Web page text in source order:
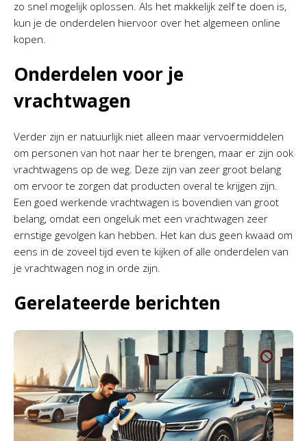
zo snel mogelijk oplossen. Als het makkelijk zelf te doen is,
kun je de onderdelen hiervoor over het algemeen online
kopen.
Onderdelen voor je
vrachtwagen
Verder zijn er natuurlijk niet alleen maar vervoermiddelen
om personen van hot naar her te brengen, maar er zijn ook
vrachtwagens op de weg. Deze zijn van zeer groot belang
om ervoor te zorgen dat producten overal te krijgen zijn.
Een goed werkende vrachtwagen is bovendien van groot
belang, omdat een ongeluk met een vrachtwagen zeer
ernstige gevolgen kan hebben. Het kan dus geen kwaad om
eens in de zoveel tijd even te kijken of alle onderdelen van
je vrachtwagen nog in orde zijn.
Gerelateerde berichten